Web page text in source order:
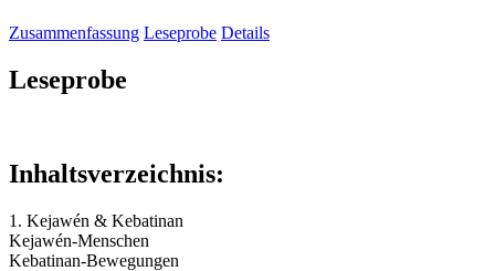
Zusammenfassung Leseprobe Details
Leseprobe
Inhaltsverzeichnis:
1. Kejawén & Kebatinan
Kejawén-Menschen
Kebatinan-Bewegungen